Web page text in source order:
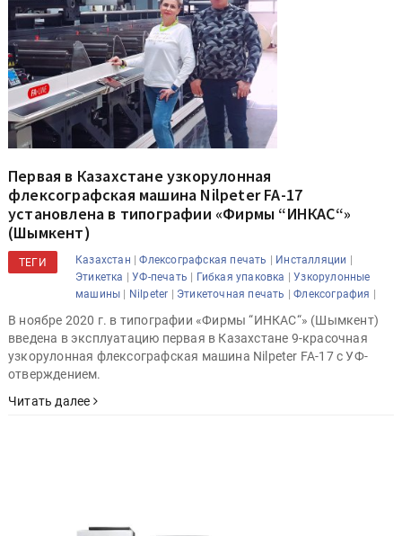
Первая в Казахстане узкорулонная
флексографская машина Nilpeter FA-17
установлена в типографии «Фирмы “ИНКАС“»
(Шымкент)
ТЕГИ Казахстан |Флексографская печать | Инсталляции |
Этикетка |УФ-печать | Гибкая упаковка |Узкорулонные
машины | Nilpeter | Этикеточная печать |Флексография |
В ноябре 2020 г. в типографии «Фирмы “ИНКАС“» (Шымкент)
введена в эксплуатацию первая в Казахстане 9-красочная
узкорулонная флексографская машина Nilpeter FA-17 с УФ-
отверждением.
Читать далее